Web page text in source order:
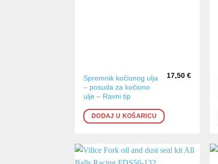
Spremnik kočionog ulja
– posuda za kočiono
ulje – Ravni tip
17,50€
DODAJ U KOŠARICU